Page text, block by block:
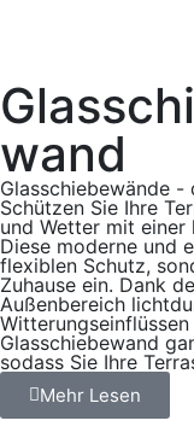
wand
Glasschiebewände -
Schützen Sie Ihre
und Wetter mit einer
Diese moderne und
flexiblen Schutz,
Zuhause ein. Dank
Außenbereich
Glasschiebewand
sodass Sie Ihre
Mehr Lesen